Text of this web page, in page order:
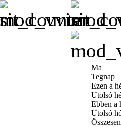
Ma
Tegnap
Ezen a
Utolsó
Ebben a
Utolsó
Összesen